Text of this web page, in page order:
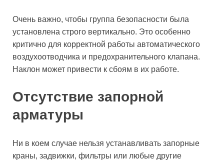
Очень важно, чтобы группа безопасности была
установлена строго вертикально. Это особенно
критично для корректной работы автоматического
воздухоотводчика и предохранительного клапана.
Наклон может привести к сбоям в их работе.
Отсутствие запорной
арматуры
Ни в коем случае нельзя устанавливать запорные
краны, задвижки, фильтры или любые другие